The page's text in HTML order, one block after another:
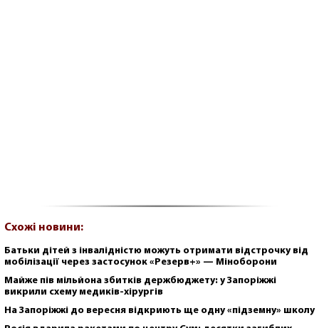
Схожі новини:
Батьки дітей з інвалідністю можуть отримати відстрочку від
мобілізації через застосунок «Резерв+» — Міноборони
Майже пів мільйона збитків держбюджету: у Запоріжжі
викрили схему медиків-хірургів
На Запоріжжі до вересня відкриють ще одну «підземну» школу